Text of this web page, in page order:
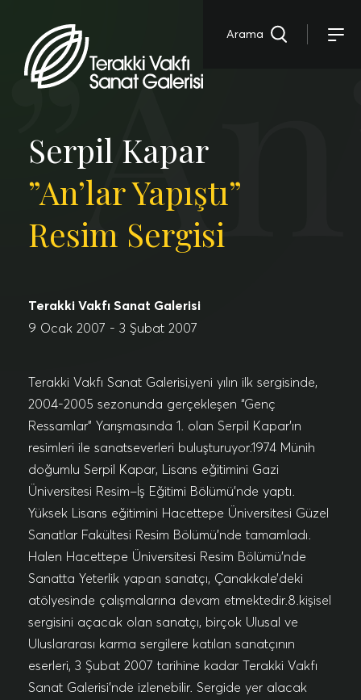
Arama
Serpil Kapar
”An’lar Yapıştı”
Resim Sergisi
Terakki Vakfı Sanat Galerisi
9 Ocak 2007 - 3 Şubat 2007
Terakki Vakfı Sanat Galerisi,yeni yılın ilk sergisinde,
2004-2005 sezonunda gerçekleşen “Genç
Ressamlar” Yarışmasında 1. olan Serpil Kapar’ın
resimleri ile sanatseverleri buluşturuyor.1974 Münih
doğumlu Serpil Kapar, Lisans eğitimini Gazi
Üniversitesi Resim–İş Eğitimi Bölümü’nde yaptı.
Yüksek Lisans eğitimini Hacettepe Üniversitesi Güzel
Sanatlar Fakültesi Resim Bölümü’nde tamamladı.
Halen Hacettepe Üniversitesi Resim Bölümü’nde
Sanatta Yeterlik yapan sanatçı, Çanakkale’deki
atölyesinde çalışmalarına devam etmektedir.8.kişisel
sergisini açacak olan sanatçı, birçok Ulusal ve
Uluslararası karma sergilere katılan sanatçının
eserleri, 3 Şubat 2007 tarihine kadar Terakki Vakfı
Sanat Galerisi’nde izlenebilir. Sergide yer alacak